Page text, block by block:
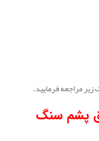
مراجعه فرمایید.
پشم سنگ